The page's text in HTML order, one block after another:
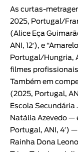
Experimental
Documentário
As curtas-
2025, Portugal/
(Alice Eça
ANI, 12′), e “
Portugal/Hungria,
filmes
Também em
(2025, Portugal,
Escola Secundária
Natália Azevedo —
Portugal, ANI, 4′)
Rainha Dona